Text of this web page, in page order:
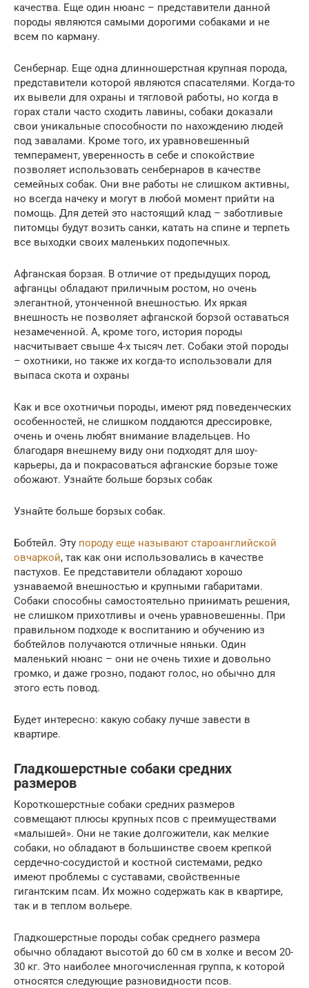
качества. Еще один нюанс – представители данной
породы являются самыми дорогими собаками и не
всем по карману.
Сенбернар. Еще одна длинношерстная крупная порода,
представители которой являются спасателями. Когда-то
их вывели для охраны и тягловой работы, но когда в
горах стали часто сходить лавины, собаки доказали
свои уникальные способности по нахождению людей
под завалами. Кроме того, их уравновешенный
темперамент, уверенность в себе и спокойствие
позволяет использовать сенбернаров в качестве
семейных собак. Они вне работы не слишком активны,
но всегда начеку и могут в любой момент прийти на
помощь. Для детей это настоящий клад – заботливые
питомцы будут возить санки, катать на спине и терпеть
все выходки своих маленьких подопечных.
Афганская борзая. В отличие от предыдущих пород,
афганцы обладают приличным ростом, но очень
элегантной, утонченной внешностью. Их яркая
внешность не позволяет афганской борзой оставаться
незамеченной. А, кроме того, история породы
насчитывает свыше 4-х тысяч лет. Собаки этой породы
– охотники, но также их когда-то использовали для
выпаса скота и охраны
Как и все охотничьи породы, имеют ряд поведенческих
особенностей, не слишком поддаются дрессировке,
очень и очень любят внимание владельцев. Но
благодаря внешнему виду они подходят для шоу-
карьеры, да и покрасоваться афганские борзые тоже
обожают. Узнайте больше борзых собак
Узнайте больше борзых собак.
Бобтейл. Эту породу еще называют староанглийской
овчаркой, так как они использовались в качестве
пастухов. Ее представители обладают хорошо
узнаваемой внешностью и крупными габаритами.
Собаки способны самостоятельно принимать решения,
не слишком прихотливы и очень уравновешенны. При
правильном подходе к воспитанию и обучению из
бобтейлов получаются отличные няньки. Один
маленький нюанс – они не очень тихие и довольно
громко, и даже грозно, подают голос, но обычно для
этого есть повод.
Будет интересно: какую собаку лучше завести в
квартире.
Гладкошерстные собаки средних
размеров
Короткошерстные собаки средних размеров
совмещают плюсы крупных псов с преимуществами
«малышей». Они не такие долгожители, как мелкие
собаки, но обладают в большинстве своем крепкой
сердечно-сосудистой и костной системами, редко
имеют проблемы с суставами, свойственные
гигантским псам. Их можно содержать как в квартире,
так и в теплом вольере.
Гладкошерстные породы собак среднего размера
обычно обладают высотой до 60 см в холке и весом 20-
30 кг. Это наиболее многочисленная группа, к которой
относятся следующие разновидности псов.